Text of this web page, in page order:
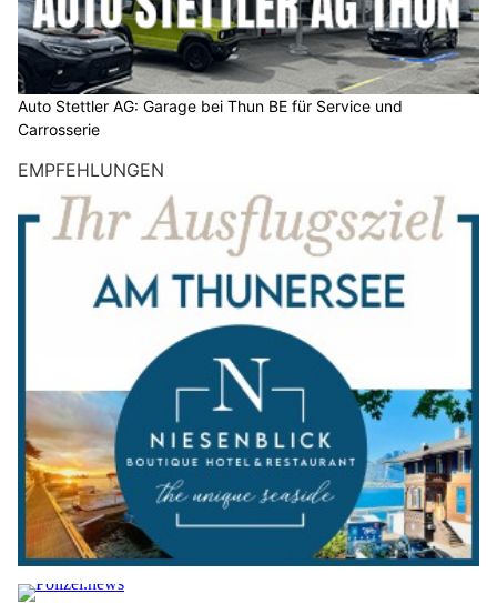
Auto Stettler AG: Garage bei Thun BE für Service und
Carrosserie
EMPFEHLUNGEN